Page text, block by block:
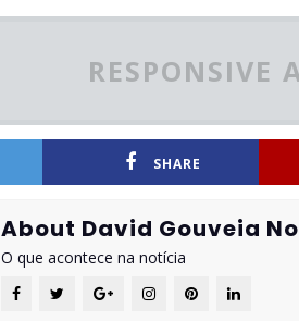
RESPONSIVE
SHARE
About David Gouveia
O que acontece na notícia